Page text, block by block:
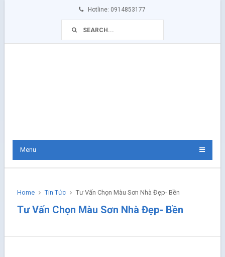
Hotline: 0914853177
Menu
Home Tin Tức Tư Vấn Chọn Màu Sơn Nhà Đẹp- Bền
Tư Vấn Chọn Màu Sơn Nhà Đẹp- Bền